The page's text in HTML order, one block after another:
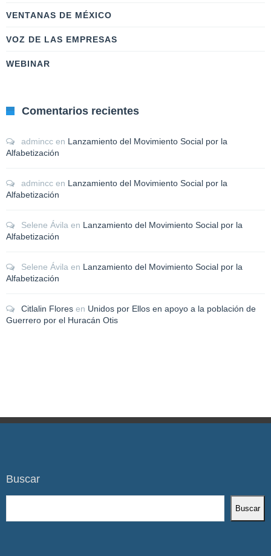
VENTANAS DE MÉXICO
VOZ DE LAS EMPRESAS
WEBINAR
Comentarios recientes
admincc en Lanzamiento del Movimiento Social por la
Alfabetización
admincc en Lanzamiento del Movimiento Social por la
Alfabetización
Selene Ávila en Lanzamiento del Movimiento Social por la
Alfabetización
Selene Ávila en Lanzamiento del Movimiento Social por la
Alfabetización
Citlalin Flores en Unidos por Ellos en apoyo a la población de
Guerrero por el Huracán Otis
Buscar
Buscar